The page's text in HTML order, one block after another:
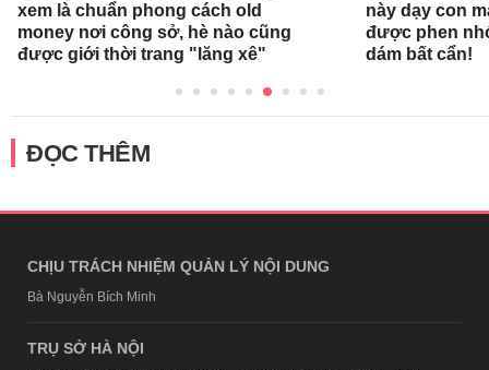
xem là chuẩn phong cách old
money nơi công sở, hè nào cũng
được giới thời trang "lăng xê"
này dạy con
được phen
dám bất cẩn!
ĐỌC THÊM
CHỊU TRÁCH NHIỆM QUẢN LÝ NỘI DUNG
Bà Nguyễn Bích Minh
TRỤ SỞ HÀ NỘI